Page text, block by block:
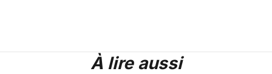
À lire aussi